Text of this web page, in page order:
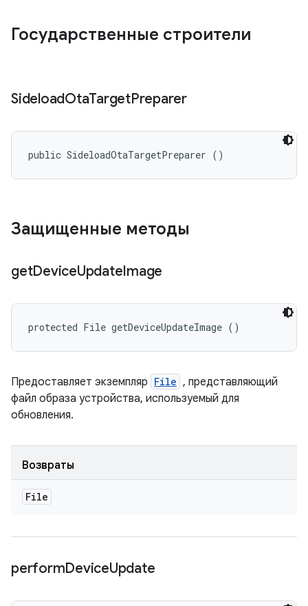
Государственные строители
SideloadOtaTargetPreparer
public SideloadOtaTargetPreparer ()
Защищенные методы
getDeviceUpdateImage
protected File getDeviceUpdateImage ()
Предоставляет экземпляр File , представляющий
файл образа устройства, используемый для
обновления.
Возвраты
File
performDeviceUpdate